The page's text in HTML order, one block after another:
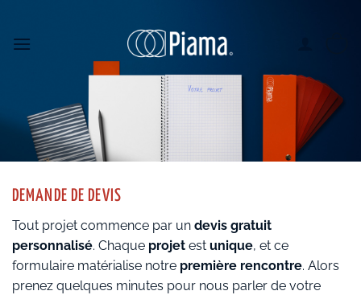
contenu
DEMANDE DE DEVIS
Tout projet commence par un devis gratuit
personnalisé. Chaque projet est unique, et ce
formulaire matérialise notre première rencontre. Alors
prenez quelques minutes pour nous parler de votre